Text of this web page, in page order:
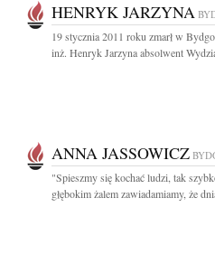
HENRYK JARZYNA
19 stycznia 2011 roku zmarł w
inż. Henryk Jarzyna absolwent
ANNA JASSOWICZ
"Spieszmy się kochać ludzi, tak
głębokim żalem zawiadamiamy, że